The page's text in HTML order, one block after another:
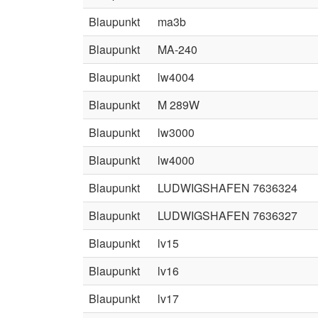
Blaupunkt
ma3b
Blaupunkt
MA-240
Blaupunkt
lw4004
Blaupunkt
M 289W
Blaupunkt
lw3000
Blaupunkt
lw4000
Blaupunkt
LUDWIGSHAFEN 7636324
Blaupunkt
LUDWIGSHAFEN 7636327
Blaupunkt
lv15
Blaupunkt
lv16
Blaupunkt
lv17